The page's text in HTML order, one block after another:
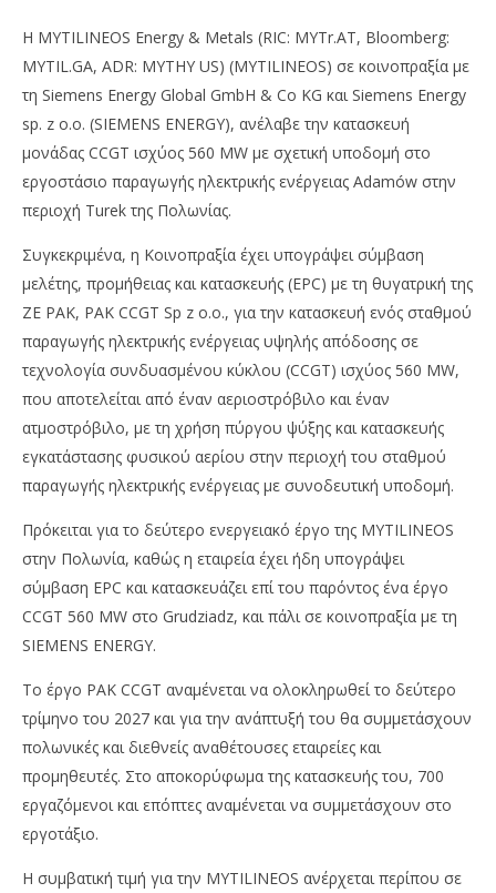
NOW VIEWING
Mytilineos: Ανακοίνωση
04/04/2024
room
Η MYTILINEOS Energy & Metals (RIC: MYTr.AT, Bloomberg:
MYTIL.GA, ADR: MYTHY US) (MYTILINEOS) σε κοινοπραξία με
τη Siemens Energy Global GmbH & Co KG και Siemens Energy
sp. z o.o. (SIEMENS ENERGY), ανέλαβε την κατασκευή
μονάδας CCGT ισχύος 560 MW με σχετική υποδομή στο
εργοστάσιο παραγωγής ηλεκτρικής ενέργειας Adamów στην
περιοχή Turek της Πολωνίας.
Συγκεκριμένα, η Κοινοπραξία έχει υπογράψει σύμβαση
μελέτης, προμήθειας και κατασκευής (EPC) με τη θυγατρική της
ZE PAK, PAK CCGT Sp z o.o., για την κατασκευή ενός σταθμού
παραγωγής ηλεκτρικής ενέργειας υψηλής απόδοσης σε
τεχνολογία συνδυασμένου κύκλου (CCGT) ισχύος 560 MW,
που αποτελείται από έναν αεριοστρόβιλο και έναν
ατμοστρόβιλο, με τη χρήση πύργου ψύξης και κατασκευής
εγκατάστασης φυσικού αερίου στην περιοχή του σταθμού
παραγωγής ηλεκτρικής ενέργειας με συνοδευτική υποδομή.
Πρόκειται για το δεύτερο ενεργειακό έργο της MYTILINEOS
στην Πολωνία, καθώς η εταιρεία έχει ήδη υπογράψει
σύμβαση EPC και κατασκευάζει επί του παρόντος ένα έργο
CCGT 560 MW στο Grudziadz, και πάλι σε κοινοπραξία με τη
SIEMENS ENERGY.
Το έργο PAK CCGT αναμένεται να ολοκληρωθεί το δεύτερο
τρίμηνο του 2027 και για την ανάπτυξή του θα συμμετάσχουν
πολωνικές και διεθνείς αναθέτουσες εταιρείες και
προμηθευτές. Στο αποκορύφωμα της κατασκευής του, 700
εργαζόμενοι και επόπτες αναμένεται να συμμετάσχουν στο
εργοτάξιο.
Η συμβατική τιμή για την MYTILINEOS ανέρχεται περίπου σε